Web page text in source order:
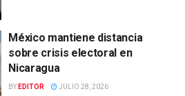
México mantiene distancia
sobre crisis electoral en
Nicaragua
BY EDITOR JULIO 28, 2026